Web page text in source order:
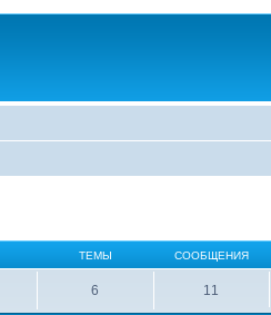
ТЕМЫ СООБЩЕНИЯ
6 11